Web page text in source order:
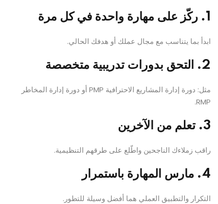
1. ركّز على مهارة واحدة في كل مرة
ابدأ بما يتناسب مع مجال عملك أو هدفك الحالي.
2. التحق بدورات تدريبية متخصصة
مثل: دورة إدارة المشاريع الاحترافية PMP أو دورة إدارة المخاطر
RMP.
3. تعلم من الآخرين
راقب زملاءك الناجحين واطّلع على طرقهم التنظيمية.
4. مارس المهارة باستمرار
التكرار والتطبيق العملي هما أفضل وسيلة للتطور.